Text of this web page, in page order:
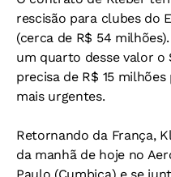
rescisão para clubes do
(cerca de R$ 54
um quarto desse valor
precisa de R$ 15
mais urgentes.
Retornando da França,
da manhã de hoje no